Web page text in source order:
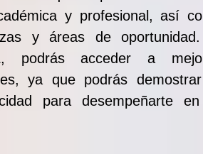
y profesional, así
y áreas de
podrás acceder a
ya que podrás
para desempeñarte